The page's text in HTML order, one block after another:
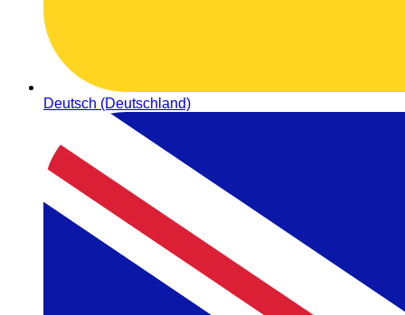
Deutsch (Deutschland)